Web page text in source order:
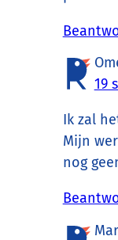
19
Ik zal
Mijn
nog